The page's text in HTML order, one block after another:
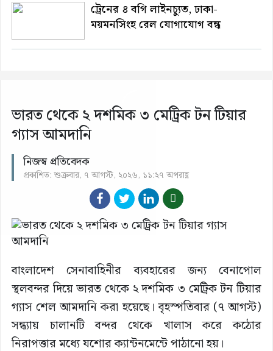
ট্রেনের ৪ বগি লাইনচ্যুত, ঢাকা-
ময়মনসিংহ রেল যোগাযোগ বন্ধ
ভারত থেকে ২ দশমিক ৩ মেট্রিক টন টিয়ার
গ্যাস আমদানি
নিজস্ব প্রতিবেদক
প্রকাশিত: শুক্রবার, ৭ আগস্ট, ২০২৬, ১১:২৭ অপরাহ্ণ
বাংলাদেশ সেনাবাহিনীর ব্যবহারের জন্য বেনাপোল
স্থলবন্দর দিয়ে ভারত থেকে ২ দশমিক ৩ মেট্রিক টন টিয়ার
গ্যাস শেল আমদানি করা হয়েছে। বৃহস্পতিবার (৭ আগস্ট)
সন্ধ্যায় চালানটি বন্দর থেকে খালাস করে কঠোর
নিরাপত্তার মধ্যে যশোর ক্যান্টনমেন্টে পাঠানো হয়।